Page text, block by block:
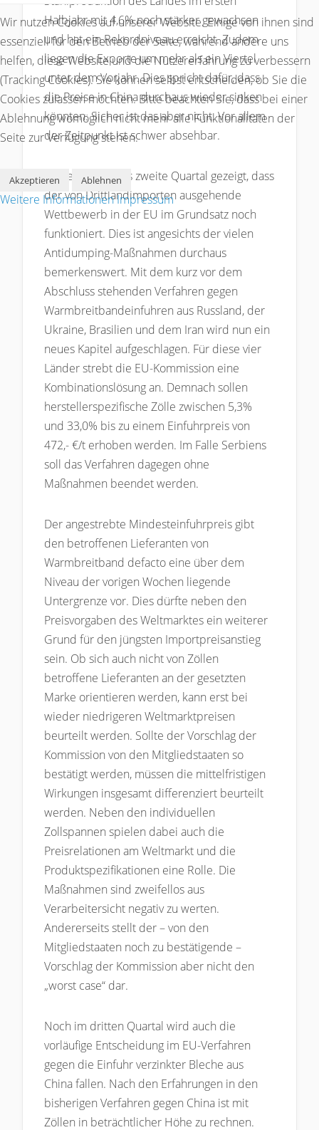
Halbjahr mit 4,6% noch stärker gewachsen
und hat ein Rekordniveau erreicht. Zudem
liegen die Exporte um mehr als ein Viertel
unter dem Vorjahr. Dies spricht dafür, dass
die Preise in China durchaus wieder sinken
könnten. Sicher ist das aber nicht. Vor allem
der Zeitpunkt ist schwer absehbar.
Immerhin hat das zweite Quartal gezeigt, dass
der von Drittlandimporten ausgehende
Wettbewerb in der EU im Grundsatz noch
funktioniert. Dies ist angesichts der vielen
Antidumping-Maßnahmen durchaus
bemerkenswert. Mit dem kurz vor dem
Abschluss stehenden Verfahren gegen
Warmbreitbandeinfuhren aus Russland, der
Ukraine, Brasilien und dem Iran wird nun ein
neues Kapitel aufgeschlagen. Für diese vier
Länder strebt die EU-Kommission eine
Kombinationslösung an. Demnach sollen
herstellerspezifische Zölle zwischen 5,3%
und 33,0% bis zu einem Einfuhrpreis von
472,- €/t erhoben werden. Im Falle Serbiens
soll das Verfahren dagegen ohne
Maßnahmen beendet werden.
Der angestrebte Mindesteinfuhrpreis gibt
den betroffenen Lieferanten von
Warmbreitband defacto eine über dem
Niveau der vorigen Wochen liegende
Untergrenze vor. Dies dürfte neben den
Preisvorgaben des Weltmarktes ein weiterer
Grund für den jüngsten Importpreisanstieg
sein. Ob sich auch nicht von Zöllen
betroffene Lieferanten an der gesetzten
Marke orientieren werden, kann erst bei
wieder niedrigeren Weltmarktpreisen
beurteilt werden. Sollte der Vorschlag der
Kommission von den Mitgliedstaaten so
bestätigt werden, müssen die mittelfristigen
Wirkungen insgesamt differenziert beurteilt
werden. Neben den individuellen
Zollspannen spielen dabei auch die
Preisrelationen am Weltmarkt und die
Produktspezifikationen eine Rolle. Die
Maßnahmen sind zweifellos aus
Verarbeitersicht negativ zu werten.
Andererseits stellt der – von den
Mitgliedstaaten noch zu bestätigende –
Vorschlag der Kommission aber nicht den
„worst case“ dar.
Noch im dritten Quartal wird auch die
vorläufige Entscheidung im EU-Verfahren
gegen die Einfuhr verzinkter Bleche aus
China fallen. Nach den Erfahrungen in den
bisherigen Verfahren gegen China ist mit
Zöllen in beträchtlicher Höhe zu rechnen.
Wir nutzen Cookies auf unserer Website. Einige von ihnen sind
essenziell für den Betrieb der Seite, während andere uns
helfen, diese Website und die Nutzererfahrung zu verbessern
(Tracking Cookies). Sie können selbst entscheiden, ob Sie die
Cookies zulassen möchten. Bitte beachten Sie, dass bei einer
Ablehnung womöglich nicht mehr alle Funktionalitäten der
Seite zur Verfügung stehen.
Akzeptieren Ablehnen
Weitere InformationenImpressum